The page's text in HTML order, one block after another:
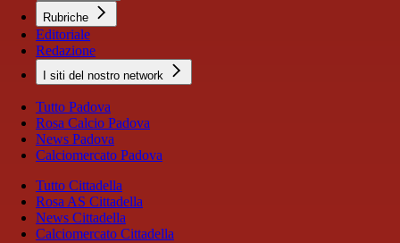
Rubriche
Editoriale
Redazione
I siti del nostro network
Tutto Padova
Rosa Calcio Padova
News Padova
Calciomercato Padova
Tutto Cittadella
Rosa AS Cittadella
News Cittadella
Calciomercato Cittadella